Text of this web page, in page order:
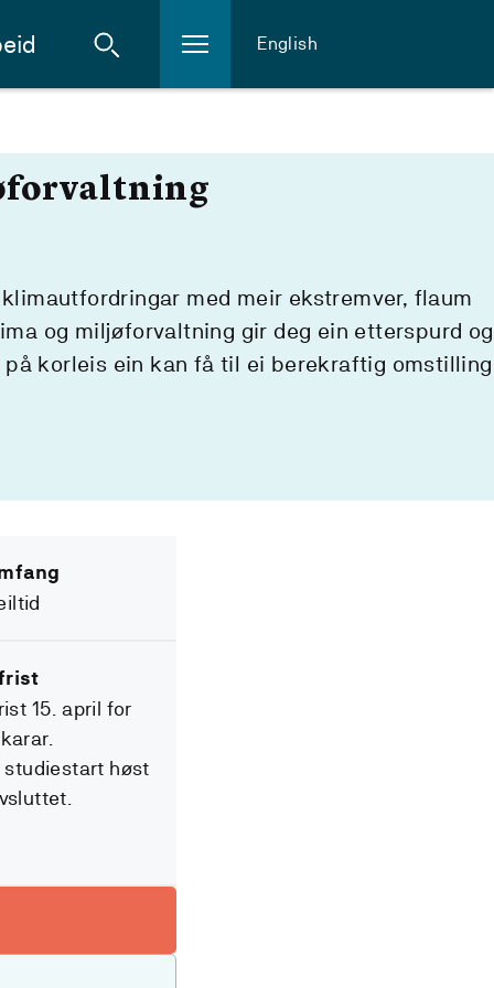
English
med meir ekstremver, flaum
og miljøforvaltning gir deg ein etterspurd og
korleis ein kan få til ei berekraftig omstilling
15. april for
studiestart høst